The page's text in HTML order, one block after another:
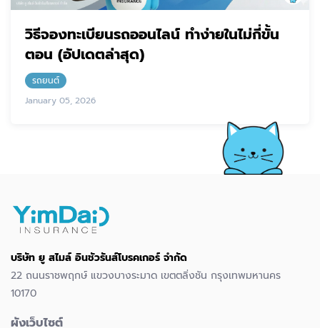
วิธีจองทะเบียนรถออนไลน์ ทำง่ายในไม่กี่ขั้น
ตอน (อัปเดตล่าสุด)
รถยนต์
January 05, 2026
บริษัท ยู สไมล์ อินชัวรันส์โบรคเกอร์ จำกัด
22 ถนนราชพฤกษ์ แขวงบางระมาด เขตตลิ่งชัน กรุงเทพมหานคร
10170
ผังเว็บไซต์